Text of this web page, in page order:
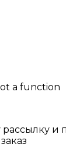
a function
и